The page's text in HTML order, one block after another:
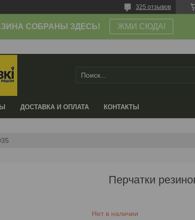
325 отзывов
СОБРАНЫ ЗДЕСЬ! ЖМИ СЮДА!
ДОСТАВКА И ОПЛАТА КОНТАКТЫ
Перчатки
Нет в наличии